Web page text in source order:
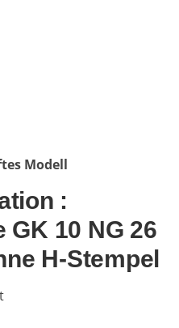
Modell
:
10 NG 26
H-Stempel